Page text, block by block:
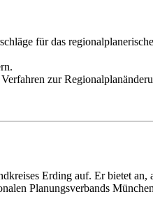
für das
zur
Erding auf. Er bietet
Planungsverbands